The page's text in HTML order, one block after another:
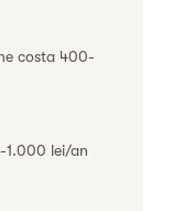
costa 400-
1.000 lei/an